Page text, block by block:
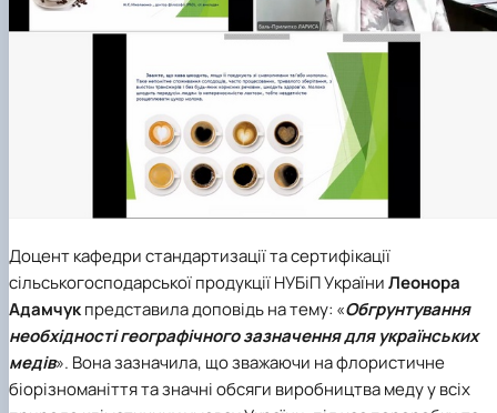
Доцент кафедри стандартизації та сертифікації
сільськогосподарської продукції НУБіП УкраїниЛеонора
Адамчукпредставила доповідь на тему: «Обгрунтування
необхідності географічного зазначення для українських
медів». Вона зазначила, що зважаючи на флористичне
біорізноманіття та значні обсяги виробництва меду у всіх